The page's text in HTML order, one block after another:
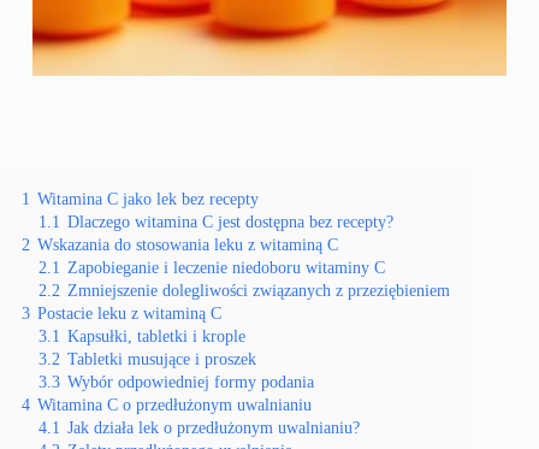
1 Witamina C jako lek bez recepty
1.1 Dlaczego witamina C jest dostępna bez recepty?
2 Wskazania do stosowania leku z witaminą C
2.1 Zapobieganie i leczenie niedoboru witaminy C
2.2 Zmniejszenie dolegliwości związanych z przeziębieniem
3 Postacie leku z witaminą C
3.1 Kapsułki, tabletki i krople
3.2 Tabletki musujące i proszek
3.3 Wybór odpowiedniej formy podania
4 Witamina C o przedłużonym uwalnianiu
4.1 Jak działa lek o przedłużonym uwalnianiu?